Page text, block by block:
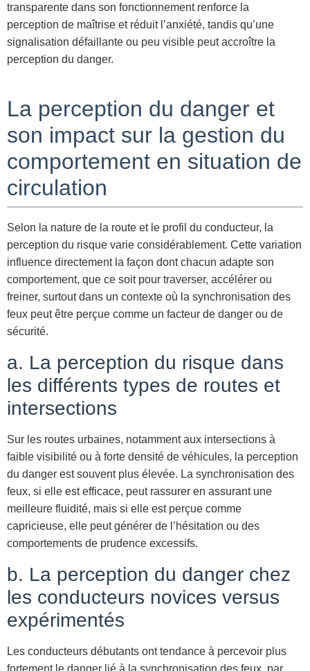
transparente dans son fonctionnement renforce la
perception de maîtrise et réduit l’anxiété, tandis qu’une
signalisation défaillante ou peu visible peut accroître la
perception du danger.
La perception du danger et
son impact sur la gestion du
comportement en situation de
circulation
Selon la nature de la route et le profil du conducteur, la
perception du risque varie considérablement. Cette variation
influence directement la façon dont chacun adapte son
comportement, que ce soit pour traverser, accélérer ou
freiner, surtout dans un contexte où la synchronisation des
feux peut être perçue comme un facteur de danger ou de
sécurité.
a. La perception du risque dans
les différents types de routes et
intersections
Sur les routes urbaines, notamment aux intersections à
faible visibilité ou à forte densité de véhicules, la perception
du danger est souvent plus élevée. La synchronisation des
feux, si elle est efficace, peut rassurer en assurant une
meilleure fluidité, mais si elle est perçue comme
capricieuse, elle peut générer de l’hésitation ou des
comportements de prudence excessifs.
b. La perception du danger chez
les conducteurs novices versus
expérimentés
Les conducteurs débutants ont tendance à percevoir plus
fortement le danger lié à la synchronisation des feux, par